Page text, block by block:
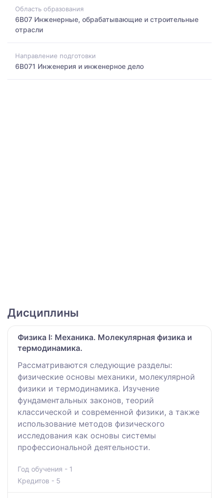
Область образования
6B07 Инженерные, обрабатывающие и строительные
отрасли
Направление подготовки
6B071 Инженерия и инженерное дело
Дисциплины
Физика I: Механика. Молекулярная физика и
термодинамика.
Рассматриваются следующие разделы:
физические основы механики, молекулярной
физики и термодинамика. Изучение
фундаментальных законов, теорий
классической и современной физики, а также
использование методов физического
исследования как основы системы
профессиональной деятельности.
Год обучения - 1
Кредитов - 5